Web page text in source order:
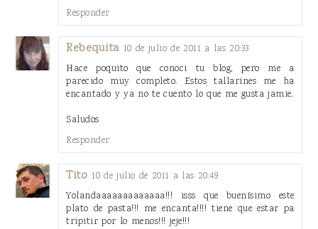
Responder
Rebequita 10 de julio de 2011 a las 20:33
Hace poquito que conoci tu blog, pero me a
parecido muy completo. Estos tallarines me ha
encantado y ya no te cuento lo que me gusta jamie.
Saludos
Responder
Tito 10 de julio de 2011 a las 20:49
Yolandaaaaaaaaaaaaa!!! isss que buenísimo este
plato de pasta!!! me encanta!!!! tiene que estar pa
tripitir por lo menos!!! jeje!!!